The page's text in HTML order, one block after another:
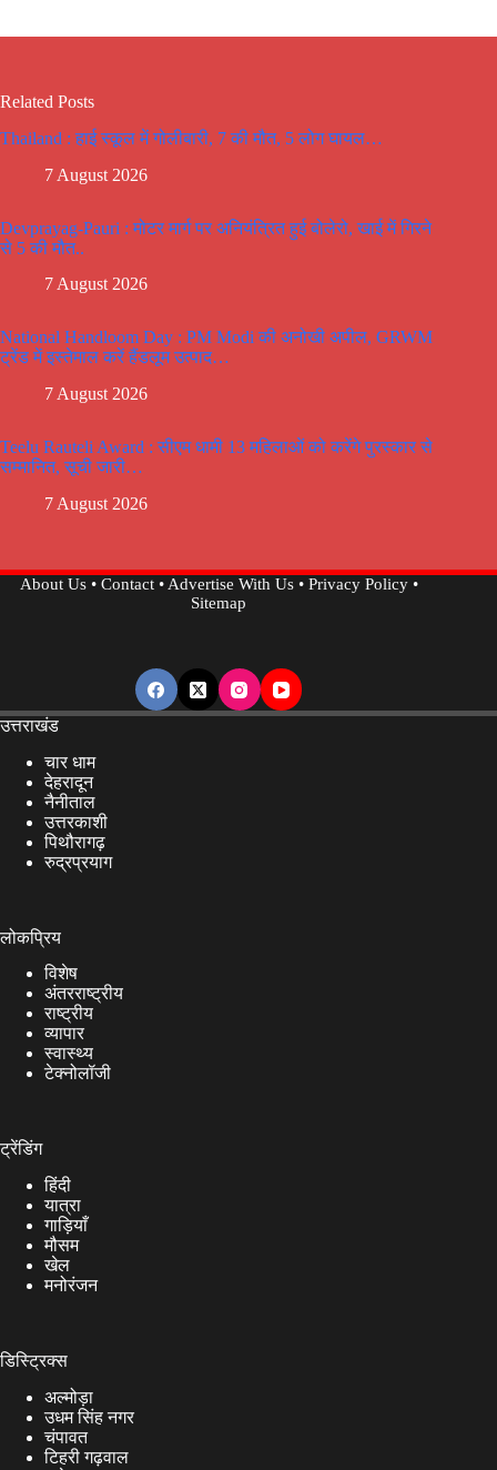
Related Posts
Thailand : हाई स्कूल में गोलीबारी, 7 की मौत, 5 लोग घायल…
7 August 2026
Devprayag-Pauri : मोटर मार्ग पर अनियंत्रित हुई बोलेरो, खाई में गिरने
से 5 की मौत..
7 August 2026
National Handloom Day : PM Modi की अनोखी अपील, GRWM
ट्रेंड में इस्तेमाल करें हैंडलूम उत्पाद…
7 August 2026
Teelu Rauteli Award : सीएम धामी 13 महिलाओं को करेंगे पुरस्कार से
सम्मानित, सूची जारी…
7 August 2026
About Us• Contact•Advertise With Us• Privacy Policy•
Sitemap
उत्तराखंड
चार धाम
देहरादून
नैनीताल
उत्तरकाशी
पिथौरागढ़
रुद्रप्रयाग
लोकप्रिय
विशेष
अंतरराष्ट्रीय
राष्ट्रीय
व्यापार
स्वास्थ्य
टेक्नोलॉजी
ट्रेंडिंग
हिंदी
यात्रा
गाड़ियाँ
मौसम
खेल
मनोरंजन
डिस्ट्रिक्स
अल्मोड़ा
उधम सिंह नगर
चंपावत
टिहरी गढ़वाल